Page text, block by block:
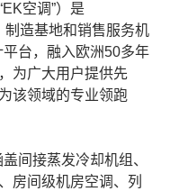
空调”）是
制造基地和销售服务机
台，融入欧洲50多年
为广大用户提供先
该领域的专业领跑
间接蒸发冷却机组、
房间级机房空调、列